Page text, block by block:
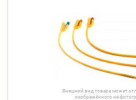
Внешний вид товара может
изображённого на